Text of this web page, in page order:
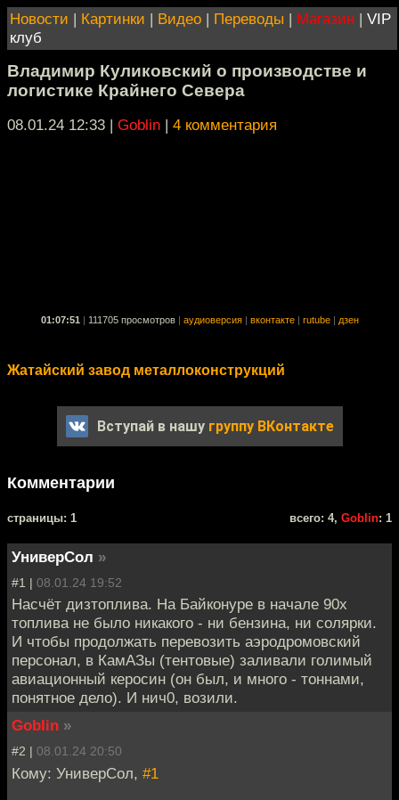
Новости | Картинки | Видео | Переводы | Магазин | VIP
клуб
Владимир Куликовский о производстве и
логистике Крайнего Севера
08.01.24 12:33 | Goblin | 4 комментария
01:07:51 111705 просмотров аудиоверсия вконтакте rutube дзен
Жатайский завод металлоконструкций
Вступай в нашу группу ВКонтакте
Комментарии
cтраницы: 1 всего: 4, Goblin: 1
УниверСол »
#1 | 08.01.24 19:52
Насчёт дизтоплива. На Байконуре в начале 90х
топлива не было никакого - ни бензина, ни солярки.
И чтобы продолжать перевозить аэродромовский
персонал, в КамАЗы (тентовые) заливали голимый
авиационный керосин (он был, и много - тоннами,
понятное дело). И нич0, возили.
Goblin »
#2 | 08.01.24 20:50
Кому: УниверСол, #1